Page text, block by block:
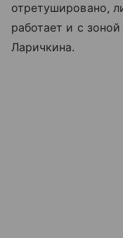
отретушировано,
работает и с
Ларичкина.